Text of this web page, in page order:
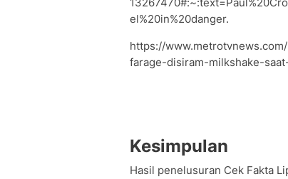
el%20in%20danger.
https://
farage-disiram-milkshake-
Kesimpulan
Hasil penelusuran Cek Fakta